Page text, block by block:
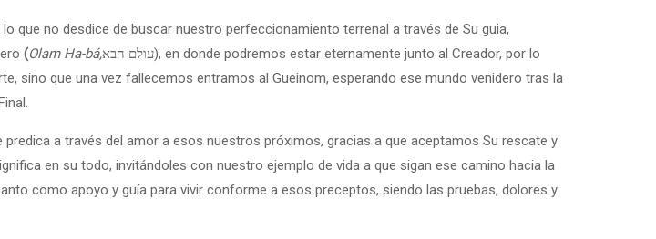
que no desdice de buscar nuestro perfeccionamiento terrenal a través de Su guia,
(Olam Ha-bá,עולם הבא), en donde podremos estar eternamente junto al Creador, por lo
sino que una vez fallecemos entramos al Gueinom, esperando ese mundo venidero tras la
a través del amor a esos nuestros próximos, gracias a que aceptamos Su rescate y
en su todo, invitándoles con nuestro ejemplo de vida a que sigan ese camino hacia la
como apoyo y guía para vivir conforme a esos preceptos, siendo las pruebas, dolores y